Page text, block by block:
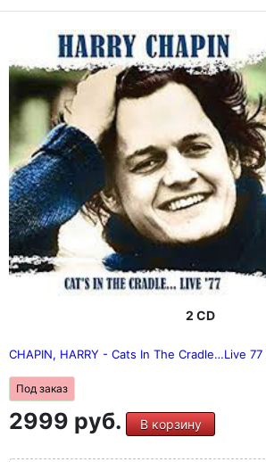
2 CD
CHAPIN, HARRY - Cats In The Cradle…Live 77
Под заказ
2999 руб. В корзину